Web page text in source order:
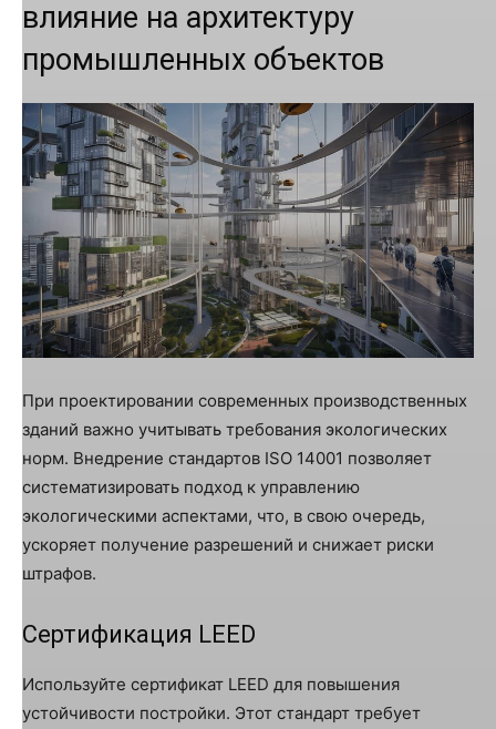
влияние на архитектуру
промышленных объектов
При проектировании современных производственных
зданий важно учитывать требования экологических
норм. Внедрение стандартов ISO 14001 позволяет
систематизировать подход к управлению
экологическими аспектами, что, в свою очередь,
ускоряет получение разрешений и снижает риски
штрафов.
Сертификация LEED
Используйте сертификат LEED для повышения
устойчивости постройки. Этот стандарт требует